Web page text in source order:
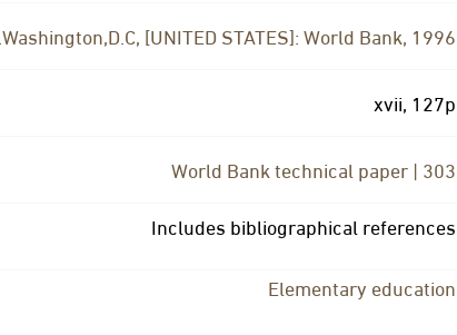
Washington,D.C, [UNITED STATES]: World Bank, 1996.
xvii, 127p
World Bank technical paper | 303
Includes bibliographical references
Elementary education